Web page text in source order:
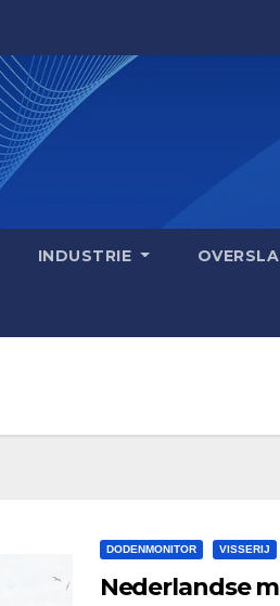
INDUSTRIE
DODENMONITOR VISSERIJ
Nederlandse